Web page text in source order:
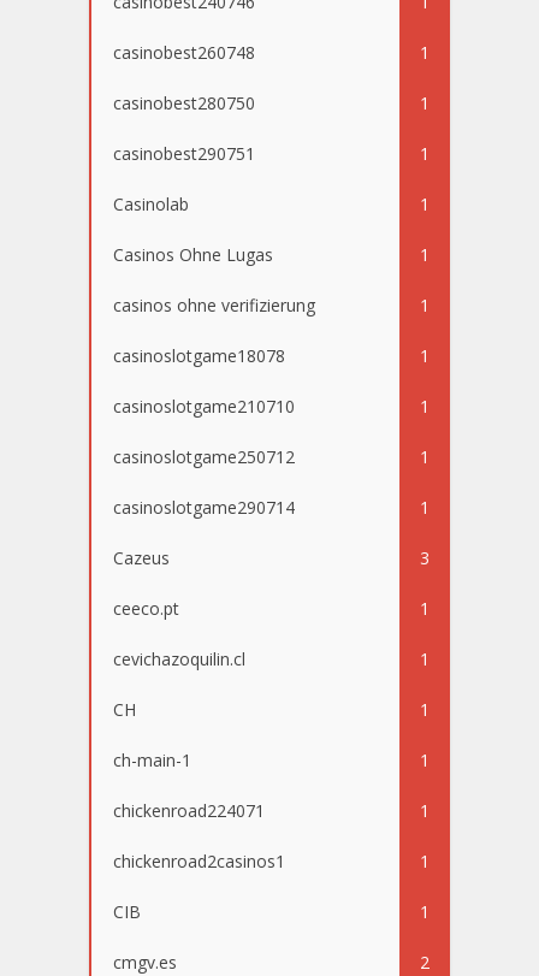
casinobest260748 1
casinobest280750 1
casinobest290751 1
Casinolab 1
Casinos Ohne Lugas 1
casinos ohne verifizierung 1
casinoslotgame18078 1
casinoslotgame210710 1
casinoslotgame250712 1
casinoslotgame290714 1
Cazeus 3
ceeco.pt 1
cevichazoquilin.cl 1
CH 1
ch-main-1 1
chickenroad224071 1
chickenroad2casinos1 1
CIB 1
cmgv.es 2